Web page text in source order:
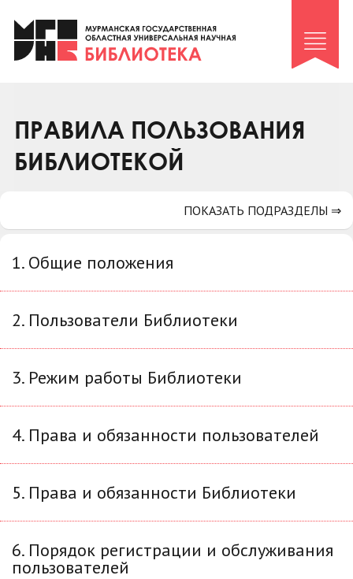
Клуб «Гиря и сельдерей»
Клуб «Семейный архив»
Коллегам
Контакты
ПРАВИЛА ПОЛЬЗОВАНИЯ
БИБЛИОТЕКОЙ
1. Общие положения
2. Пользователи Библиотеки
3. Режим работы Библиотеки
4. Права и обязанности пользователей
5. Права и обязанности Библиотеки
6. Порядок регистрации и обслуживания
пользователей
ПОКАЗАТЬ ПОДРАЗДЕЛЫ ⇒